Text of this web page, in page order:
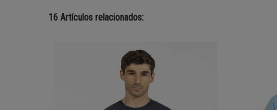
16 Artículos relacionados: